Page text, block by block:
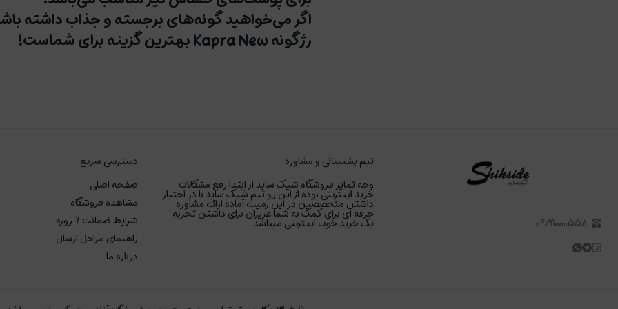
اگر می‌خواهید گونه‌های برجسته و جذاب داشته
رژگونه Kapra New
بهترین گزینه برای شماست!
۰۹۱۹۱۰۰۰۵۵۸
تیم پشتیبانی و مشاوره
وجه تمایز فروشگاه شیک ساید از ابتدا رفع مشکلات
خرید اینترنتی بوده از این رو تیم شیک ساید با در اختیار
داشتن متخصصین در این زمینه آماده ارائه مشاوره
حرفه ای برای کمک به شما عزیزان برای داشتن تجربه
یک خرید خوب اینترنتی میباشد .
دسترسی سریع
صفحه اصلی
مشاهده فروشگاه
شرایط ضمانت 7 روزه
راهنمای مراحل ارسال
درباره ما